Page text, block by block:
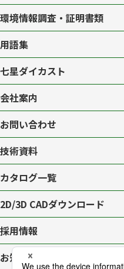
環境情報調査・証明書類
用語集
七星ダイカスト
会社案内
お問い合わせ
技術資料
カタログ一覧
2D/3D CADダウンロード
採用情報
お知らせ一覧